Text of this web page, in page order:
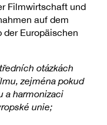
Filmwirtschaft und
auf dem
der Europäischen
otázkách
zejména pokud
a harmonizaci
unie;